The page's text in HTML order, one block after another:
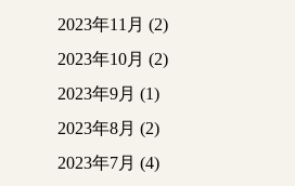
2023年11月 (2)
2023年10月 (2)
2023年9月 (1)
2023年8月 (2)
2023年7月 (4)